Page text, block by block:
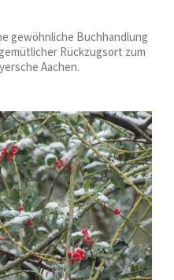
gewöhnliche Buchhandlung
Rückzugsort zum
Aachen.